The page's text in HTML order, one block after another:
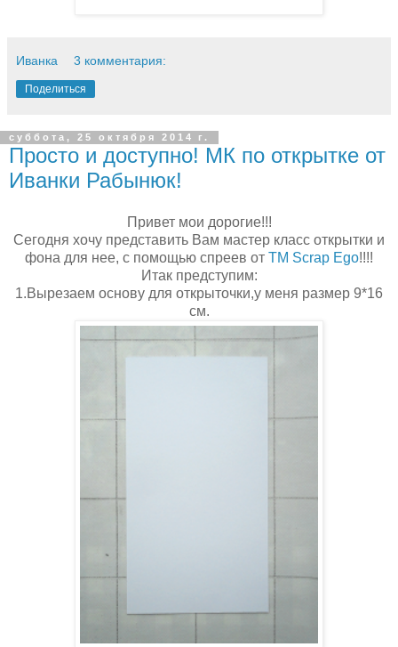
Иванка 3 комментария:
Поделиться
суббота, 25 октября 2014 г.
Просто и доступно! МК по открытке от
Иванки Рабынюк!
Привет мои дорогие!!!
Сегодня хочу представить Вам мастер класс открытки и
фона для нее, с помощью спреев от ТМ Scrap Ego!!!!
Итак предступим:
1.Вырезаем основу для открыточки,у меня размер 9*16
см.